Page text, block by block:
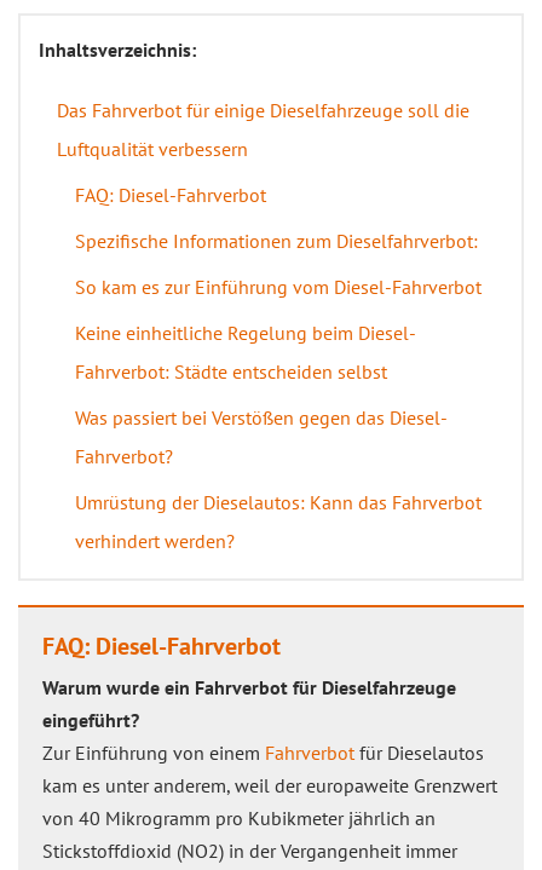
Inhaltsverzeichnis:
Das Fahrverbot für einige Dieselfahrzeuge soll die
Luftqualität verbessern
FAQ: Diesel-Fahrverbot
Spezifische Informationen zum Dieselfahrverbot:
So kam es zur Einführung vom Diesel-Fahrverbot
Keine einheitliche Regelung beim Diesel-
Fahrverbot: Städte entscheiden selbst
Was passiert bei Verstößen gegen das Diesel-
Fahrverbot?
Umrüstung der Dieselautos: Kann das Fahrverbot
verhindert werden?
FAQ: Diesel-Fahrverbot
Warum wurde ein Fahrverbot für Dieselfahrzeuge
eingeführt?
Zur Einführung von einem Fahrverbotfür Dieselautos
kam es unter anderem, weil der europaweite Grenzwert
von 40 Mikrogramm pro Kubikmeter jährlich an
Stickstoffdioxid (NO2) in der Vergangenheit immer